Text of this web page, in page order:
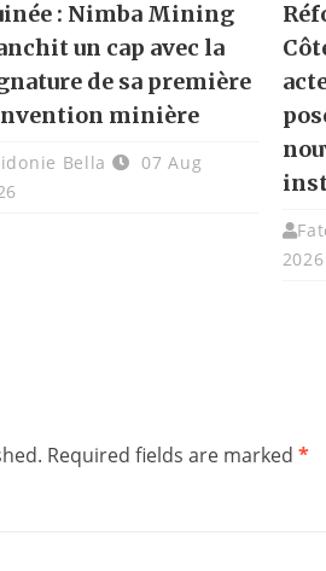
: Nimba Mining
un cap avec la
de sa première
minière
Bella
07 Aug
2026
Required fields are marked *